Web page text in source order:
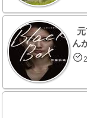
ん